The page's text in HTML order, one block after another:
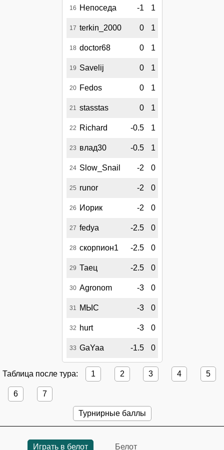
16 Непоседа -1 1
17 terkin_2000 0 1
18 doctor68 0 1
19 Savelij 0 1
20 Fedos 0 1
21 stasstas 0 1
22 Richard -0.5 1
23 влад30 -0.5 1
24 Slow_Snail -2 0
25 runor -2 0
26 Иорик -2 0
27 fedya -2.5 0
28 скорпион1 -2.5 0
29 Таец -2.5 0
30 Agronom -3 0
31 МЫС -3 0
32 hurt -3 0
33 GaYaa -1.5 0
Таблица после тура: 1 2 3 4 5
6 7
Турнирные баллы
Играть в белот Белот